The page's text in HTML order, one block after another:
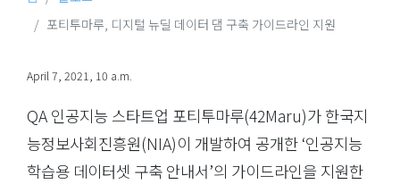
포티투마루, 디지털 뉴딜 데이터 댐 구축 가이드라인 지원
April 7, 2021, 10 a.m.
QA 인공지능 스타트업 포티투마루(42Maru)가 한국지
능정보사회진흥원(NIA)이 개발하여 공개한 ‘인공지능
학습용 데이터셋 구축 안내서’의 가이드라인을 지원한